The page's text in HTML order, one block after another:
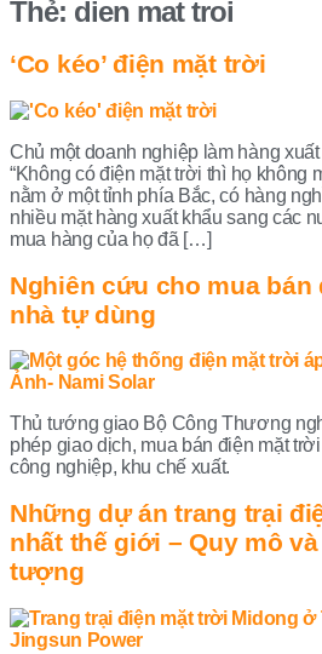
Thẻ: dien mat troi
‘Co kéo’ điện mặt trời
Chủ một doanh nghiệp làm hàng
“Không có điện mặt trời thì họ không
nằm ở một tỉnh phía Bắc, có hàng
nhiều mặt hàng xuất khẩu sang các
mua hàng của họ đã […]
Nghiên cứu cho mua
nhà tự dùng
Thủ tướng giao Bộ Công Thương
phép giao dịch, mua bán điện mặt
công nghiệp, khu chế xuất.
Những dự án trang trại
nhất thế giới – Quy mô
tượng